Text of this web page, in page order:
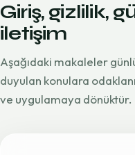
Giriş, gizlilik,
iletişim
Aşağıdaki makaleler
duyulan konulara
ve uygulamaya dönüktür.